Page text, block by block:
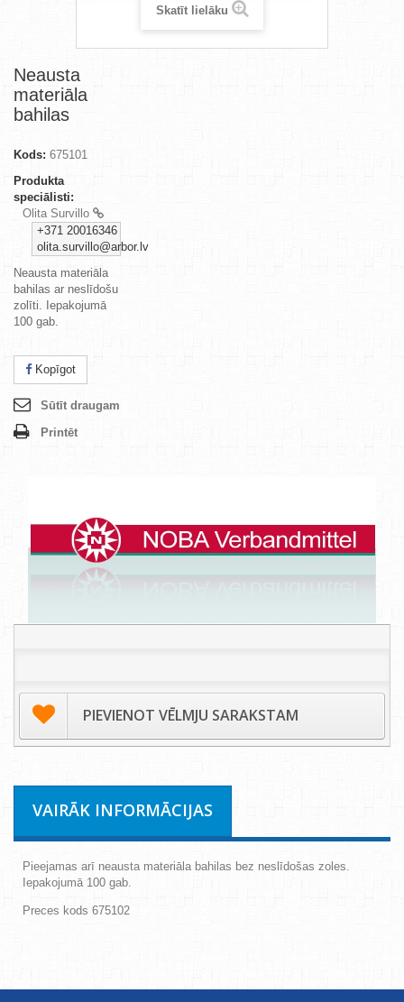
Skatīt lielāku
Neausta
materiāla
bahilas
Kods: 675101
Produkta
speciālisti:
Olita Survillo
+371 20016346
olita.survillo@arbor.lv
Neausta materiāla
bahilas ar neslīdošu
zolīti. Iepakojumā
100 gab.
Kopīgot
Sūtīt draugam
Printēt
PIEVIENOT VĒLMJU SARAKSTAM
VAIRĀK INFORMĀCIJAS
Pieejamas arī neausta materiāla bahilas bez neslīdošas zoles.
Iepakojumā 100 gab.
Preces kods 675102